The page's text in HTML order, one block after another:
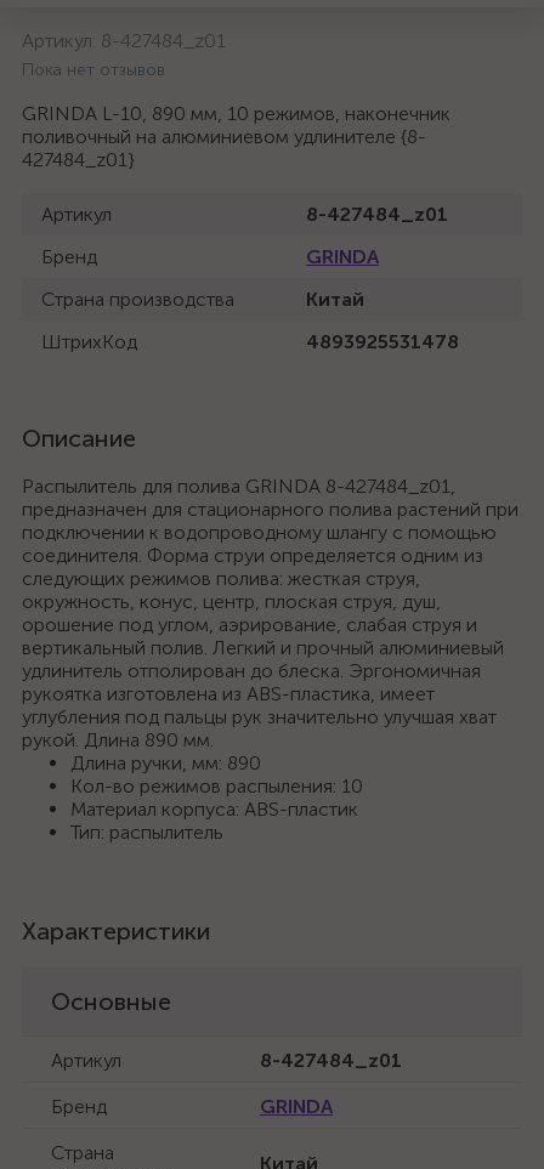
Артикул: 8-427484_z01
Пока нет отзывов
GRINDA L-10, 890 мм, 10 режимов, наконечник
поливочный на алюминиевом удлинителе {8-
427484_z01}
Артикул
8-427484_z01
Бренд
GRINDA
Страна производства
Китай
ШтрихКод
4893925531478
Описание
Распылитель для полива GRINDA 8-427484_z01,
предназначен для стационарного полива растений при
подключении к водопроводному шлангу с помощью
соединителя. Форма струи определяется одним из
следующих режимов полива: жесткая струя,
окружность, конус, центр, плоская струя, душ,
орошение под углом, аэрирование, слабая струя и
вертикальный полив. Легкий и прочный алюминиевый
удлинитель отполирован до блеска. Эргономичная
рукоятка изготовлена из ABS-пластика, имеет
углубления под пальцы рук значительно улучшая хват
рукой. Длина 890 мм.
Длина ручки, мм: 890
Кол-во режимов распыления: 10
Материал корпуса: ABS-пластик
Тип: распылитель
Характеристики
Основные
Артикул
8-427484_z01
Бренд
GRINDA
Страна
Китай